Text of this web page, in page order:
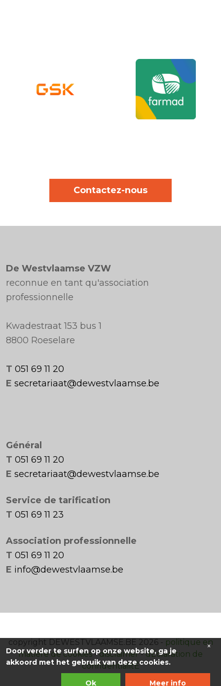
Contactez-nous
De Westvlaamse VZW
reconnue en tant qu'association
professionnelle
Kwadestraat 153 bus 1
8800 Roeselare
T 051 69 11 20
E secretariaat@dewestvlaamse.be
Général
T 051 69 11 20
E secretariaat@dewestvlaamse.be
Service de tarification
T 051 69 11 23
Association professionnelle
T 051 69 11 20
E info@dewestvlaamse.be
copyright DEWESTVLAAMSE.BE 2026 - politique en
matière de cookies-disclaimer-dÉclaration de
confidentialitÉ
Door verder te surfen op onze website, ga je
akkoord met het gebruik van deze cookies.
Meer info
Ok
×